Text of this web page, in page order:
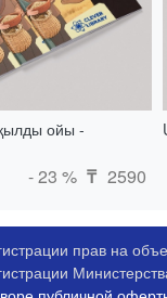
ойы -
- 23 % ₸ 2590
прав на